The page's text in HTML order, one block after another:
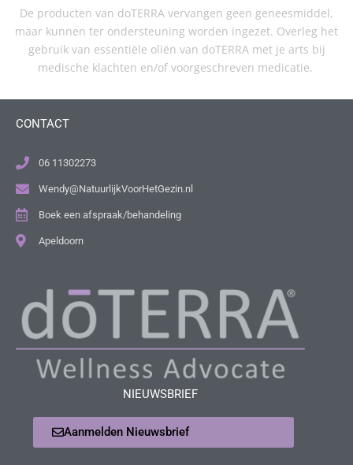
De producten van doTERRA vervangen geen geneesmiddel,
maar kunnen ter ondersteuning worden ingezet. Overleg het
gebruik van essentiële oliën van doTERRA met je arts bij
medische klachten en/of voorgeschreven medicatie.
CONTACT
06 11302273
Wendy@NatuurlijkVoorHetGezin.nl
Boek een afspraak/behandeling
Apeldoorn
NIEUWSBRIEF
Aanmelden Nieuwsbrief